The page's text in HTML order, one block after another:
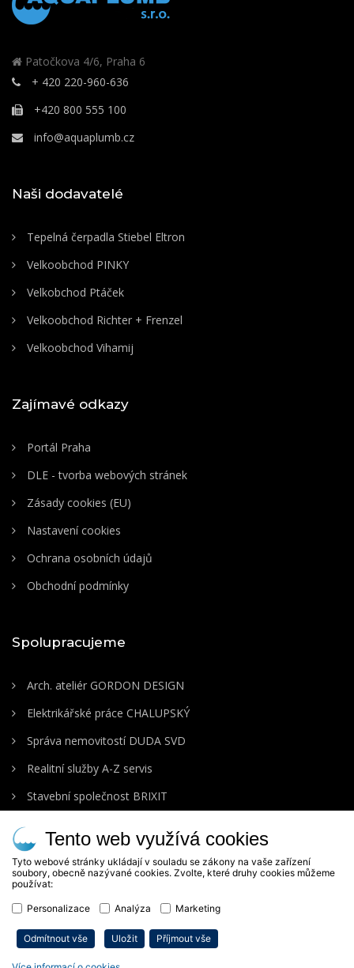
Patočkova 4/6, Praha 6
+ 420 220-960-636
+420 800 555 100
info@aquaplumb.cz
Naši dodavatelé
Tepelná čerpadla Stiebel Eltron
Velkoobchod PINKY
Velkobchod Ptáček
Velkoobchod Richter + Frenzel
Velkoobchod Vihamij
Zajímavé odkazy
Portál Praha
DLE - tvorba webových stránek
Zásady cookies (EU)
Nastavení cookies
Ochrana osobních údajů
Obchodní podmínky
Spolupracujeme
Arch. ateliér GORDON DESIGN
Elektrikářské práce CHALUPSKÝ
Správa nemovitostí DUDA SVD
Realitní služby A-Z servis
Stavební společnost BRIXIT
Copyright © 2020 AQUAPLUMB, s.r.o. All rights reserved.
Tento web využívá cookies
Tyto webové stránky ukládají v souladu se zákony na vaše zařízení
soubory, obecně nazývané cookies. Zvolte, které druhy cookies můžeme
používat:
Personalizace Analýza Marketing
Odmítnout vše Uložit Příjmout vše